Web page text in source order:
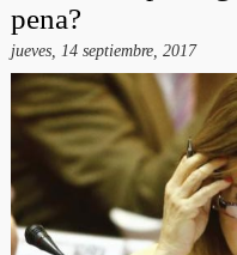
pena?
jueves, 14 septiembre, 2017